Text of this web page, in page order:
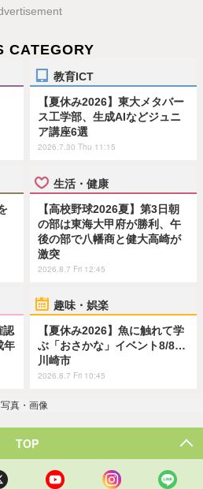
CATEGORY
教育ICT
【夏休み2026】東大メタバー
ス工学部、生成AIなどジュニ
ア講座6選
2026.7.30 Thu 11:15
生活・健康
【高校野球2026夏】第3日朝
の部は東海大甲府が勝利、午
後の部で八幡商と健大高崎が
激突
2026.8.7 Fri 12:45
認
年
趣味・娯楽
【夏休み2026】魚に触れて学
ぶ「おさかな」イベント8/8…
川崎市
2026.8.7 Fri 10:45
写真・画像
TOP